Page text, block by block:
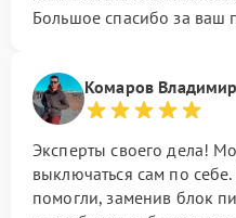
Большое спасибо за ваш
Комаров Владимир
Эксперты своего дела!
выключаться сам по
помогли, заменив блок